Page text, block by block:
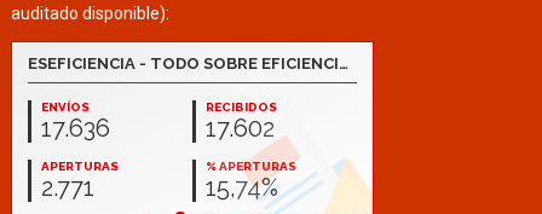
auditado disponible):